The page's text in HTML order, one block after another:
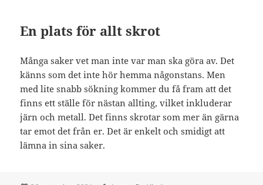
En plats för allt skrot
Många saker vet man inte var man ska göra av. Det
känns som det inte hör hemma någonstans. Men
med lite snabb sökning kommer du få fram att det
finns ett ställe för nästan allting, vilket inkluderar
järn och metall. Det finns skrotar som mer än gärna
tar emot det från er. Det är enkelt och smidigt att
lämna in sina saker.